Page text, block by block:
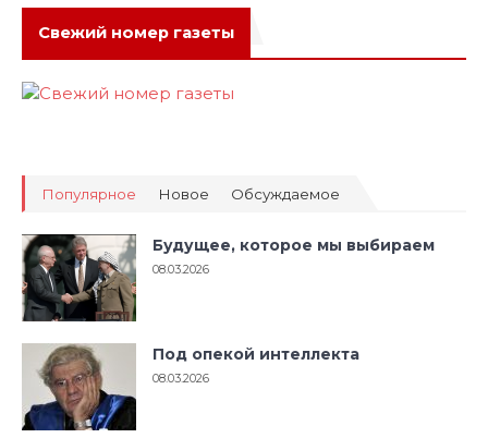
Свежий номер газеты
Популярное Новое Обсуждаемое
Будущее, которое мы выбираем
08.03.2026
Под опекой интеллекта
08.03.2026